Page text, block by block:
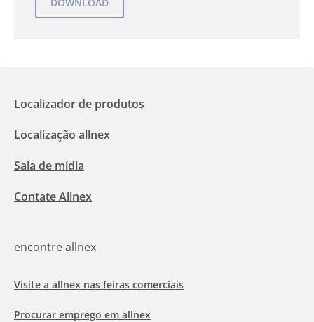
Localizador de produtos
Localização allnex
Sala de mídia
Contate Allnex
encontre allnex
Visite a allnex nas feiras comerciais
Procurar emprego em allnex